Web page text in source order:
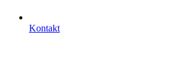
Kontakt